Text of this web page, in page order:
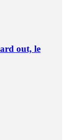
out, le